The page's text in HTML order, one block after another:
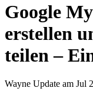
Google
erstellen
teilen –
Wayne Update am Jul